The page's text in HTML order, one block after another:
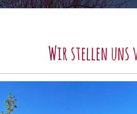
Wir stellen uns